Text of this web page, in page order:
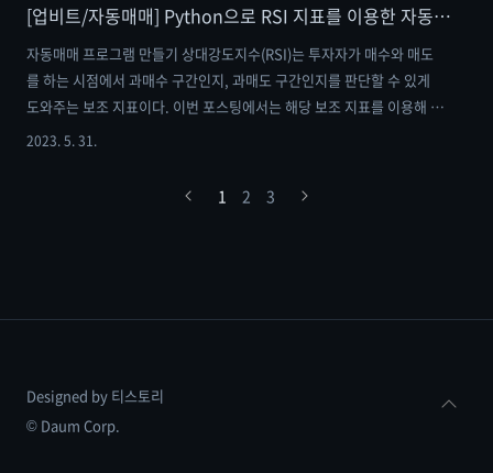
[업비트/자동매매] Python으로 RSI 지표를 이용한 자동매매 프로그램 만들기 (1)
자동매매 프로그램 만들기 상대강도지수(RSI)는 투자자가 매수와 매도
를 하는 시점에서 과매수 구간인지, 과매도 구간인지를 판단할 수 있게
도와주는 보조 지표이다. 이번 포스팅에서는 해당 보조 지표를 이용해 정
말 단순한 자동매매 프로그램을 만들어 보자. - 조건 설정 - 타깃 코인 :
이상일 때 매도 해당 조건들을 위한 코드 설명은 포스팅 하단의 링크를
2023. 5. 31.
1 2 3
Designed by 티스토리
© Daum Corp.